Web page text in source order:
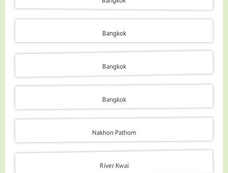
Bangkok
Bangkok
Bangkok
Nakhon Pathom
River Kwai